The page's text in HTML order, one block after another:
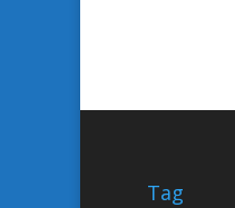
Tag